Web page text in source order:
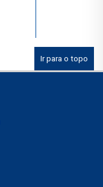
Ir para o topo